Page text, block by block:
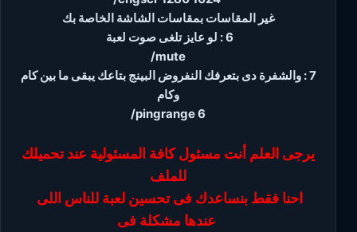
غير المقاسات بمقاسات الشاشة الخاصة بك
6 : لو عايز تلغى صوت لعبة
/mute
7 : والشفرة دى بتعرفك النفروض البينج بتاعك يبقى ما بين كام
وكام
/pingrange 6
يرجى العلم أنت مسئول كافة المسئولية عند تحميلك
للملف